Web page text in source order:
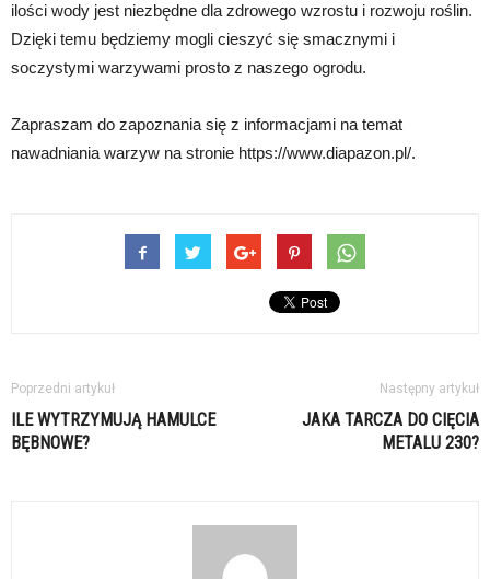
ilości wody jest niezbędne dla zdrowego wzrostu i rozwoju roślin.
Dzięki temu będziemy mogli cieszyć się smacznymi i
soczystymi warzywami prosto z naszego ogrodu.
Zapraszam do zapoznania się z informacjami na temat
nawadniania warzyw na stronie https://www.diapazon.pl/.
Poprzedni artykuł
ILE WYTRZYMUJĄ HAMULCE
BĘBNOWE?
Następny artykuł
JAKA TARCZA DO CIĘCIA
METALU 230?